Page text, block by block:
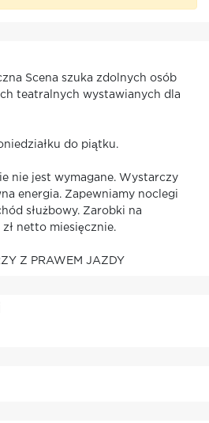
Scena szuka zdolnych osób
teatralnych wystawianych dla
do piątku.
nie jest wymagane. Wystarczy
energia. Zapewniamy noclegi
służbowy. Zarobki na
netto miesięcznie.
Z PRAWEM JAZDY